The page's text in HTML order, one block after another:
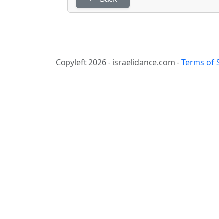
Copyleft 2026 - israelidance.com -Terms of